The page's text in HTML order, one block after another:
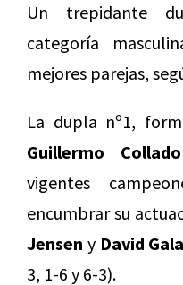
Un trepidante
categoría
mejores parejas,
La dupla nº1,
Guillermo Collado
vigentes
encumbrar su
Jensen y David Gala
3, 1-6 y 6-3).